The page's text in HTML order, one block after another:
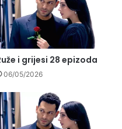
i grijesi 28 epizoda
06/05/2026